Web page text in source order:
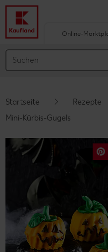
Hauptinhalt
Schwebender
Online-
Startseite Rezepte
Mini-Kürbis-Gugels